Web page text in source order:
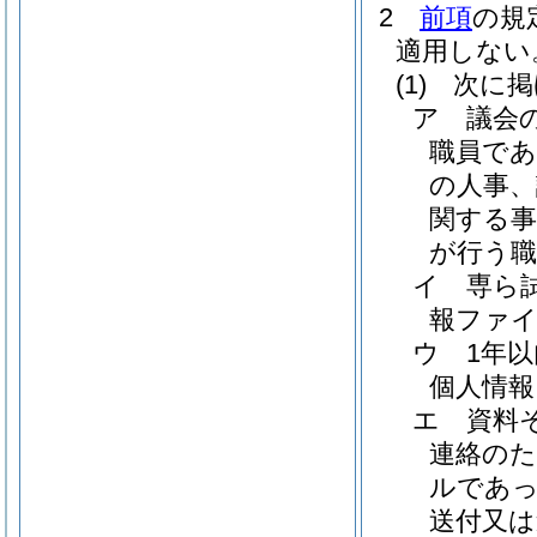
2
前項の規
適用しない
(1)
次に
ア
議会
職員で
の人事
関する
が行う
イ
専ら
報ファ
ウ
1年
個人情
エ
資料
連絡の
ルであ
送付又